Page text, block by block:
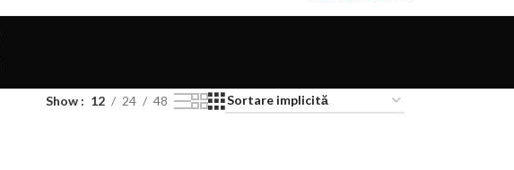
Show 12 24 48